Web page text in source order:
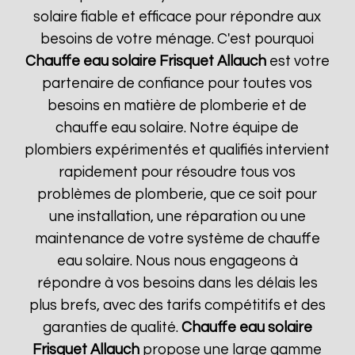
solaire fiable et efficace pour répondre aux
besoins de votre ménage. C'est pourquoi
Chauffe eau solaire Frisquet Allauchest votre
partenaire de confiance pour toutes vos
besoins en matière de plomberie et de
chauffe eau solaire. Notre équipe de
plombiers expérimentés et qualifiés intervient
rapidement pour résoudre tous vos
problèmes de plomberie, que ce soit pour
une installation, une réparation ou une
maintenance de votre système de chauffe
eau solaire. Nous nous engageons à
répondre à vos besoins dans les délais les
plus brefs, avec des tarifs compétitifs et des
garanties de qualité. Chauffe eau solaire
Frisquet Allauch propose une large gamme